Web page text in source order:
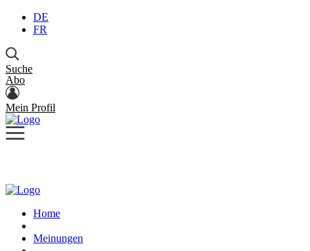
DE
FR
Suche
Abo
Mein Profil
Home
Meinungen